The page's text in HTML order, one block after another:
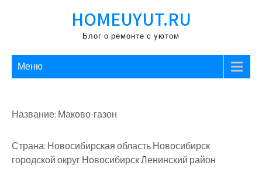
HOMEUYUT.RU
Блог о ремонте с уютом
Меню
Название: Маково-газон
Страна: Новосибирская область Новосибирск
городской округ Новосибирск Ленинский район